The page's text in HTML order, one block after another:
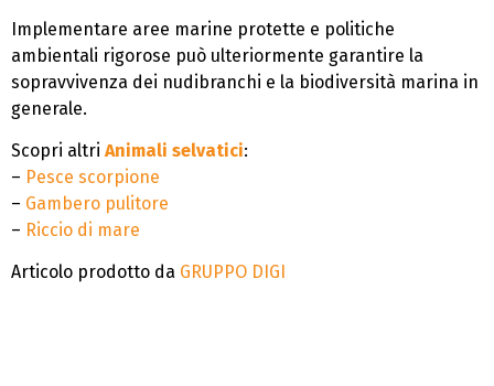
Implementare aree marine protette e politiche
ambientali rigorose può ulteriormente garantire la
sopravvivenza dei nudibranchi e la biodiversità marina in
generale.
Scopri altri Animali selvatici:
– Pesce scorpione
– Gambero pulitore
– Riccio di mare
Articolo prodotto da GRUPPO DIGI